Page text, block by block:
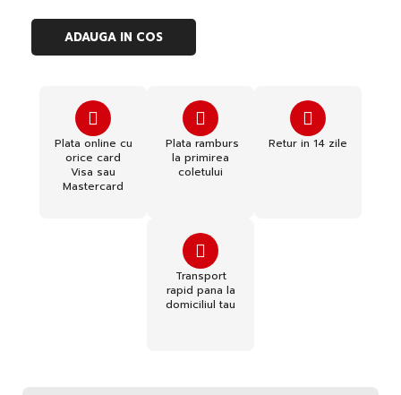
ADAUGA IN COS
Plata online cu
orice card
Visa sau
Mastercard
Plata ramburs
la primirea
coletului
Retur in 14 zile
Transport
rapid pana la
domiciliul tau